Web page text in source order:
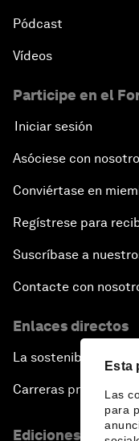
Esta
Las
para
Pódcast
Vídeos
Participe en el
Iniciar sesión
Asóciese con
Conviértase en
Regístrese para
Suscríbase a
Contacte con
Enlaces directos
La sostenibilidad en
Carreras
Ediciones en